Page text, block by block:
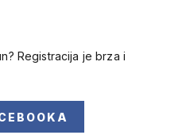
Registracija je brza i